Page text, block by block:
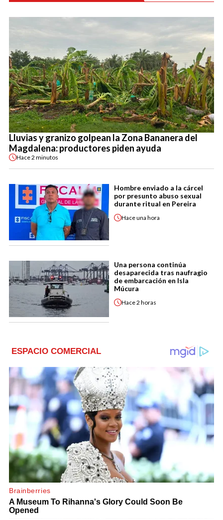
Lluvias y granizo golpean la Zona Bananera del
Magdalena: productores piden ayuda
Hace2 minutos
Hombre enviado a la cárcel
por presunto abuso sexual
durante ritual en Pereira
Haceuna hora
Una persona continúa
desaparecida tras naufragio
de embarcación en Isla
Múcura
Hace2 horas